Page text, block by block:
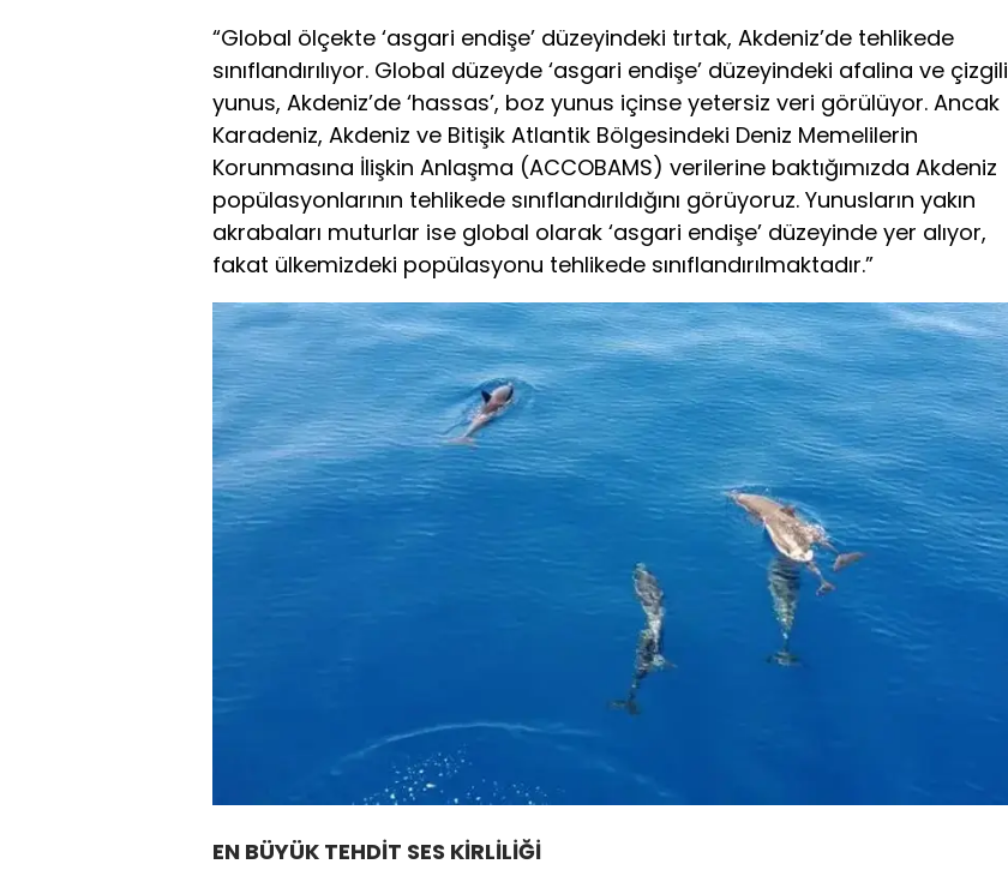
“Global ölçekte ‘asgari endişe’ düzeyindeki tırtak, Akdeniz’de tehlikede
sınıflandırılıyor. Global düzeyde ‘asgari endişe’ düzeyindeki afalina ve çizgili
yunus, Akdeniz’de ‘hassas’, boz yunus içinse yetersiz veri görülüyor. Ancak
Karadeniz, Akdeniz ve Bitişik Atlantik Bölgesindeki Deniz Memelilerin
Korunmasına İlişkin Anlaşma (ACCOBAMS) verilerine baktığımızda Akdeniz
popülasyonlarının tehlikede sınıflandırıldığını görüyoruz. Yunusların yakın
akrabaları muturlar ise global olarak ‘asgari endişe’ düzeyinde yer alıyor,
fakat ülkemizdeki popülasyonu tehlikede sınıflandırılmaktadır.”
EN BÜYÜK TEHDİT SES KİRLİLİĞİ